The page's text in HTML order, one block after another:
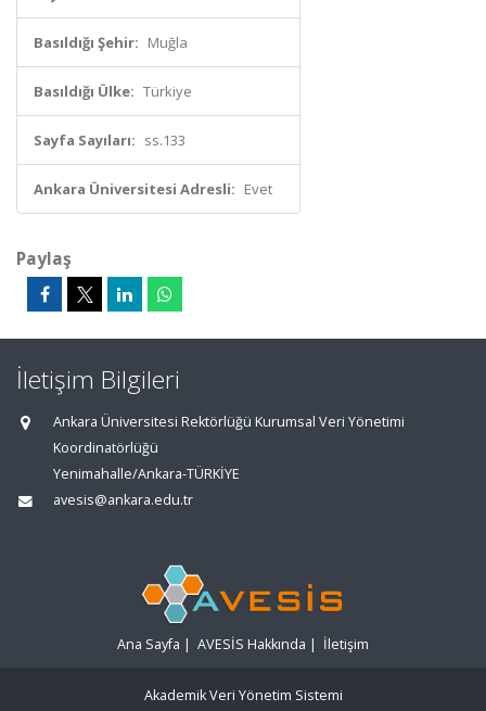
Basıldığı Şehir: Muğla
Basıldığı Ülke: Türkiye
Sayfa Sayıları: ss.133
Ankara Üniversitesi Adresli: Evet
Paylaş
İletişim Bilgileri
Ankara Üniversitesi Rektörlüğü Kurumsal Veri Yönetimi
Koordinatörlüğü
Yenimahalle/Ankara-TÜRKİYE
avesis@ankara.edu.tr
Ana Sayfa | AVESİS Hakkında | İletişim
Akademik Veri Yönetim Sistemi